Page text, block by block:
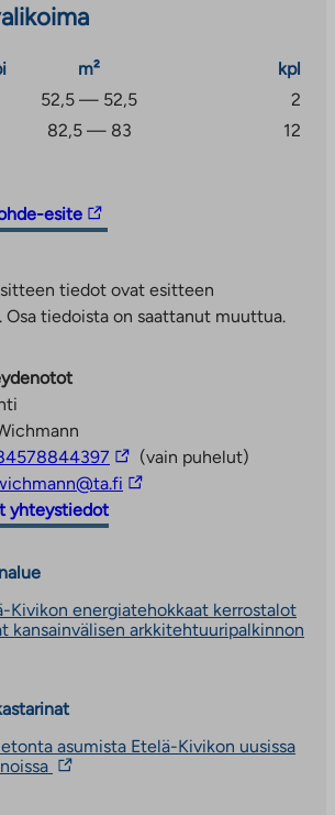
m²
kpl
52,5 — 52,5
2
82,5 — 83 12
esite
tiedot ovat esitteen
Osa tiedoista on saattanut muuttua.
Linkki
vie
(vain puhelut)
Linkki
yhteystiedot
Kivikon energiatehokkaat kerrostalot
kansainvälisen arkkitehtuuripalkinnon
asumista Etelä-Kivikon uusissa
Linkki